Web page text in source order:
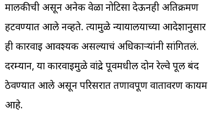
मालकीची असून अनेक वेळा नोटिसा देऊनही अतिक्रमण
हटवण्यात आले नव्हते. त्यामुळे न्यायालयाच्या आदेशानुसार
ही कारवाई आवश्यक असल्याचं अधिकाऱ्यांनी सांगितलं.
दरम्यान, या कारवाईमुळे वांद्रे पूर्वमधील दोन रेल्वे पूल बंद
ठेवण्यात आले असून परिसरात तणावपूर्ण वातावरण कायम
आहे.